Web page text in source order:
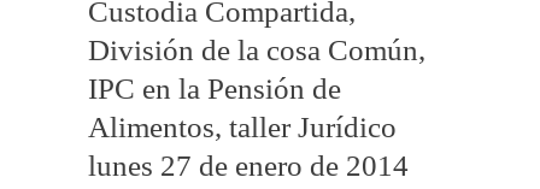
Custodia Compartida,
División de la cosa Común,
IPC en la Pensión de
Alimentos, taller Jurídico
lunes 27 de enero de 2014